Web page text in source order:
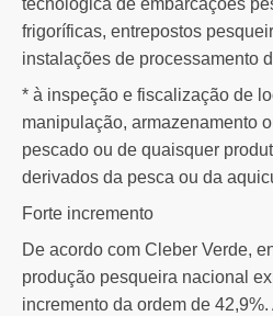
tecnológica de embarcações
frigoríficas, entrepostos
instalações de processamento
* à inspeção e fiscalização de
manipulação, armazenamento
pescado ou de quaisquer
derivados da pesca ou da
Forte incremento
De acordo com Cleber Verde,
produção pesqueira nacional
incremento da ordem de